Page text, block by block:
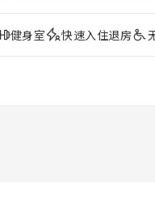
健身室 快速入住退房